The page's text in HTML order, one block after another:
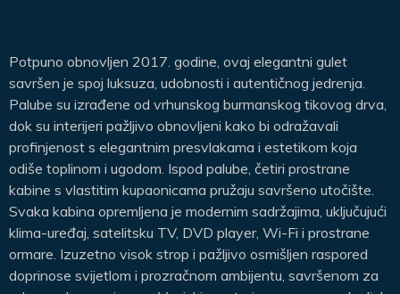
Potpuno obnovljen 2017. godine, ovaj elegantni gulet
savršen je spoj luksuza, udobnosti i autentičnog jedrenja.
Palube su izrađene od vrhunskog burmanskog tikovog drva,
dok su interijeri pažljivo obnovljeni kako bi odražavali
profinjenost s elegantnim presvlakama i estetikom koja
odiše toplinom i ugodom. Ispod palube, četiri prostrane
kabine s vlastitim kupaonicama pružaju savršeno utočište.
Svaka kabina opremljena je modernim sadržajima, uključujući
klima-uređaj, satelitsku TV, DVD player, Wi-Fi i prostrane
ormare. Izuzetno visok strop i pažljivo osmišljen raspored
doprinose svijetlom i prozračnom ambijentu, savršenom za